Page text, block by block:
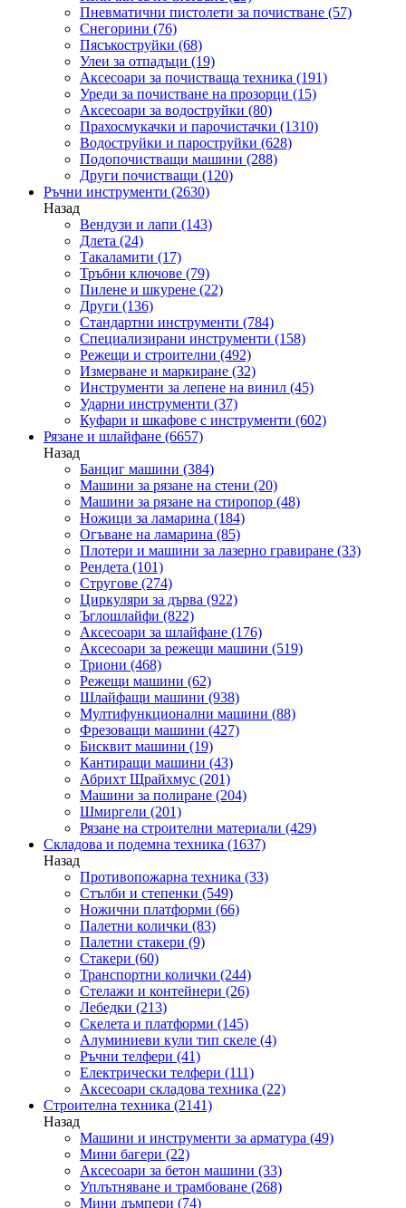
Пневматични пистолети за почистване (57)
Снегорини (76)
Пясъкоструйки (68)
Улеи за отпадъци (19)
Аксесоари за почистваща техника (191)
Уреди за почистване на прозорци (15)
Аксесоари за водоструйки (80)
Прахосмукачки и парочистачки (1310)
Водоструйки и пароструйки (628)
Подопочистващи машини (288)
Други почистващи (120)
Ръчни инструменти (2630)
Назад
Вендузи и лапи (143)
Длета (24)
Такаламити (17)
Тръбни ключове (79)
Пилене и шкурене (22)
Други (136)
Стандартни инструменти (784)
Специализирани инструменти (158)
Режещи и строителни (492)
Измерване и маркиране (32)
Инструменти за лепене на винил (45)
Ударни инструменти (37)
Куфари и шкафове с инструменти (602)
Рязане и шлайфане (6657)
Назад
Банциг машини (384)
Машини за рязане на стени (20)
Машини за рязане на стиропор (48)
Ножици за ламарина (184)
Огъване на ламарина (85)
Плотери и машини за лазерно гравиране (33)
Рендета (101)
Стругове (274)
Циркуляри за дърва (922)
Ъглошлайфи (822)
Аксесоари за шлайфане (176)
Аксесоари за режещи машини (519)
Триони (468)
Режещи машини (62)
Шлайфащи машини (938)
Мултифункционални машини (88)
Фрезоващи машини (427)
Бисквит машини (19)
Кантиращи машини (43)
Абрихт Щрайхмус (201)
Машини за полиране (204)
Шмиргели (201)
Рязане на строителни материали (429)
Складова и подемна техника (1637)
Назад
Противопожарна техника (33)
Стълби и степенки (549)
Ножични платформи (66)
Палетни колички (83)
Палетни стакери (9)
Стакери (60)
Транспортни колички (244)
Стелажи и контейнери (26)
Лебедки (213)
Скелета и платформи (145)
Алуминиеви кули тип скеле (4)
Ръчни телфери (41)
Електрически телфери (111)
Аксесоари складова техника (22)
Строителна техника (2141)
Назад
Машини и инструменти за арматура (49)
Мини багери (22)
Аксесоари за бетон машини (33)
Уплътняване и трамбоване (268)
Мини дъмпери (74)